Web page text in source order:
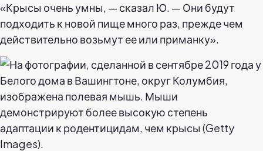
«Крысы очень умны, — сказал Ю. — Они будут
подходить к новой пище много раз, прежде чем
действительно возьмут ее или приманку».